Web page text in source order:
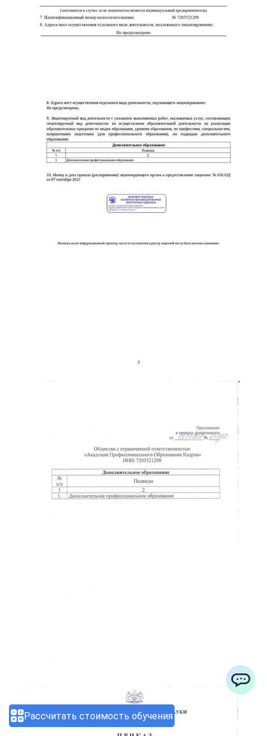
Рассчитать стоимость обучения
Мессенджеры
ChatApp